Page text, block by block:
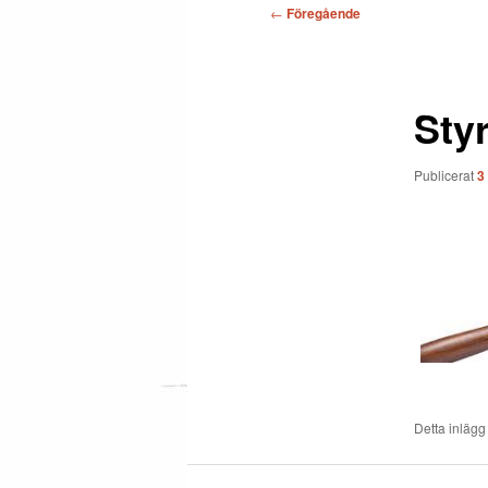
Inläggsnavigering
← Föregående
Publicerat3
Detta